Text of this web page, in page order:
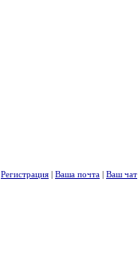
Регистрация | Ваша почта | Ваш чат